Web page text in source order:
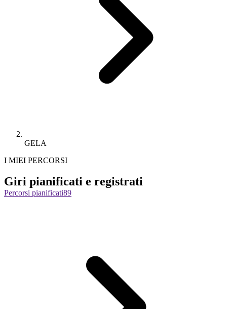
GELA
I MIEI PERCORSI
Giri pianificati e registrati
Percorsi pianificati89